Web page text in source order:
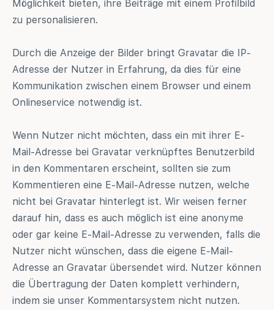
Möglichkeit bieten, ihre Beiträge mit einem Profilbild
zu personalisieren.
Durch die Anzeige der Bilder bringt Gravatar die IP-
Adresse der Nutzer in Erfahrung, da dies für eine
Kommunikation zwischen einem Browser und einem
Onlineservice notwendig ist.
Wenn Nutzer nicht möchten, dass ein mit ihrer E-
Mail-Adresse bei Gravatar verknüpftes Benutzerbild
in den Kommentaren erscheint, sollten sie zum
Kommentieren eine E-Mail-Adresse nutzen, welche
nicht bei Gravatar hinterlegt ist. Wir weisen ferner
darauf hin, dass es auch möglich ist eine anonyme
oder gar keine E-Mail-Adresse zu verwenden, falls die
Nutzer nicht wünschen, dass die eigene E-Mail-
Adresse an Gravatar übersendet wird. Nutzer können
die Übertragung der Daten komplett verhindern,
indem sie unser Kommentarsystem nicht nutzen.